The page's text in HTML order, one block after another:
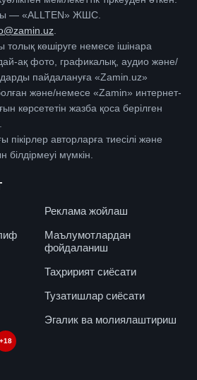
— «ALLTEN» ЖШС.
толық көшіруге немесе ішінара
ақ фото, графикалық, аудио және/
пайдалануға «Zamin.uz»
және/немесе «Zamin» интернет-
көрсететін жазба қоса берілген
авторларға тиесілі және
мүмкін.
Реклама жойлаш
Маълумотлардан
фойдаланиш
Таҳририят сиёсати
Тузатишлар сиёсати
Эгалик ва молиялаштириш
+18